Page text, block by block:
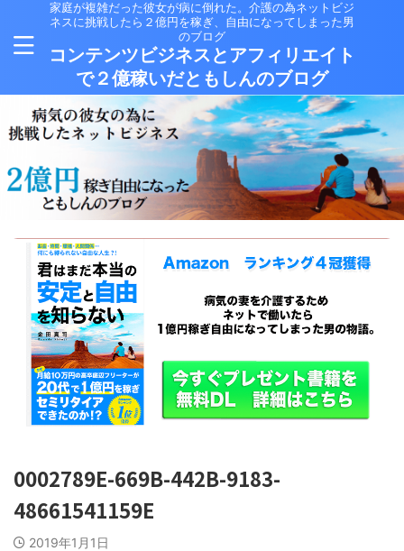
家庭が複雑だった彼女が病に倒れた。介護の為ネットビジ
ネスに挑戦したら２億円を稼ぎ、自由になってしまった男
のブログ
コンテンツビジネスとアフィリエイト
で２億稼いだともしんのブログ
0002789E-669B-442B-9183-
48661541159E
2019年1月1日